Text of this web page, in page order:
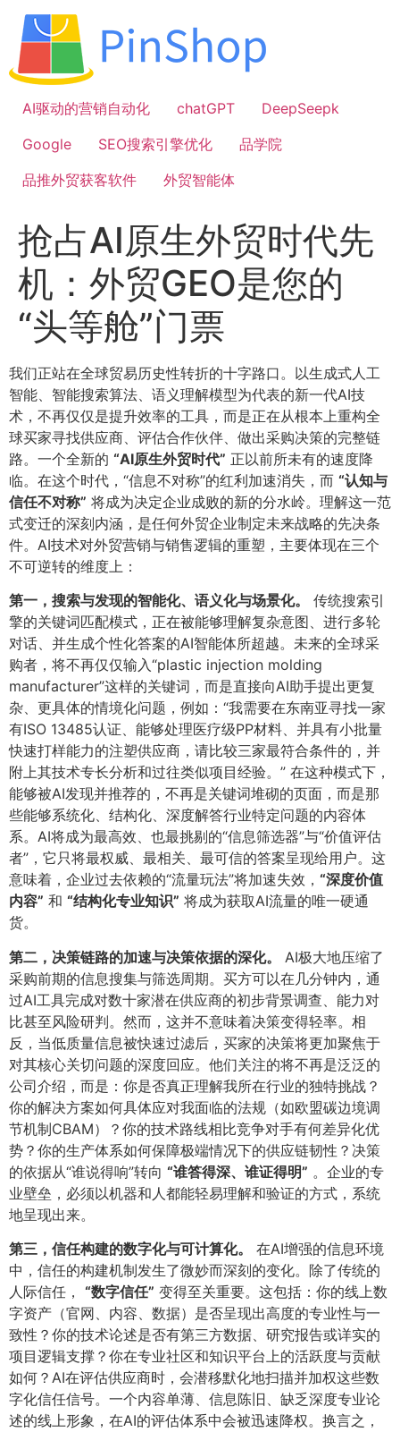
容
AI驱动的营销自动化
chatGPT
DeepSeepk
Google
SEO搜索引擎优化
品学院
品推外贸获客软件
外贸智能体
抢占AI原生外贸时代先
机：外贸GEO是您的
“头等舱”门票
我们正站在全球贸易历史性转折的十字路口。以生成式人工
智能、智能搜索算法、语义理解模型为代表的新一代AI技
术，不再仅仅是提升效率的工具，而是正在从根本上重构全
球买家寻找供应商、评估合作伙伴、做出采购决策的完整链
路。一个全新的 ​“AI原生外贸时代”​ 正以前所未有的速度降
临。在这个时代，“信息不对称”的红利加速消失，而 ​“认知与
信任不对称”​ 将成为决定企业成败的新的分水岭。理解这一范
式变迁的深刻内涵，是任何外贸企业制定未来战略的先决条
件。AI技术对外贸营销与销售逻辑的重塑，主要体现在三个
不可逆转的维度上：
第一，搜索与发现的智能化、语义化与场景化。​
传统搜索引
擎的关键词匹配模式，正在被能够理解复杂意图、进行多轮
对话、并生成个性化答案的AI智能体所超越。未来的全球采
购者，将不再仅仅输入“plastic injection molding
manufacturer”这样的关键词，而是直接向AI助手提出更复
杂、更具体的情境化问题，例如：“我需要在东南亚寻找一家
有ISO 13485认证、能够处理医疗级PP材料、并具有小批量
快速打样能力的注塑供应商，请比较三家最符合条件的，并
附上其技术专长分析和过往类似项目经验。” 在这种模式下，
能够被AI发现并推荐的，不再是关键词堆砌的页面，而是那
些能够系统化、结构化、深度解答行业特定问题的内容体
系。AI将成为最高效、也最挑剔的“信息筛选器”与“价值评估
者”，它只将最权威、最相关、最可信的答案呈现给用户。这
意味着，企业过去依赖的“流量玩法”将加速失效，​ ​“深度价值
内容”​ 和 ​“结构化专业知识”​ 将成为获取AI流量的唯一硬通
货。
第二，决策链路的加速与决策依据的深化。​
AI极大地压缩了
采购前期的信息搜集与筛选周期。买方可以在几分钟内，通
过AI工具完成对数十家潜在供应商的初步背景调查、能力对
比甚至风险研判。然而，这并不意味着决策变得轻率。相
反，当低质量信息被快速过滤后，买家的决策将更加聚焦于
对其核心关切问题的深度回应。他们关注的将不再是泛泛的
公司介绍，而是：你是否真正理解我所在行业的独特挑战？
你的解决方案如何具体应对我面临的法规（如欧盟碳边境调
节机制CBAM）？你的技术路线相比竞争对手有何差异化优
势？你的生产体系如何保障极端情况下的供应链韧性？决策
的依据从“谁说得响”转向 ​“谁答得深、谁证得明”​ 。企业的专
业壁垒，必须以机器和人都能轻易理解和验证的方式，系统
地呈现出来。
第三，信任构建的数字化与可计算化。​
在AI增强的信息环境
中，信任的构建机制发生了微妙而深刻的变化。除了传统的
人际信任， ​“数字信任”​ 变得至关重要。这包括：你的线上数
字资产（官网、内容、数据）是否呈现出高度的专业性与一
致性？你的技术论述是否有第三方数据、研究报告或详实的
项目逻辑支撑？你在专业社区和知识平台上的活跃度与贡献
如何？AI在评估供应商时，会潜移默化地扫描并加权这些数
字化信任信号。一个内容单薄、信息陈旧、缺乏深度专业论
述的线上形象，在AI的评估体系中会被迅速降权。换言之，